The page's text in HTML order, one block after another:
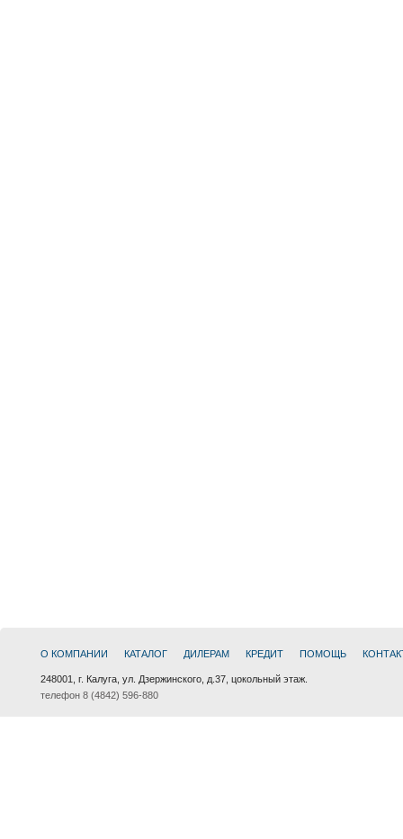
О КОМПАНИИ КАТАЛОГ ДИЛЕРАМ КРЕДИТ ПОМОЩЬ
248001, г. Калуга, ул. Дзержинского, д.37, цокольный этаж.
телефон 8 (4842) 596-880